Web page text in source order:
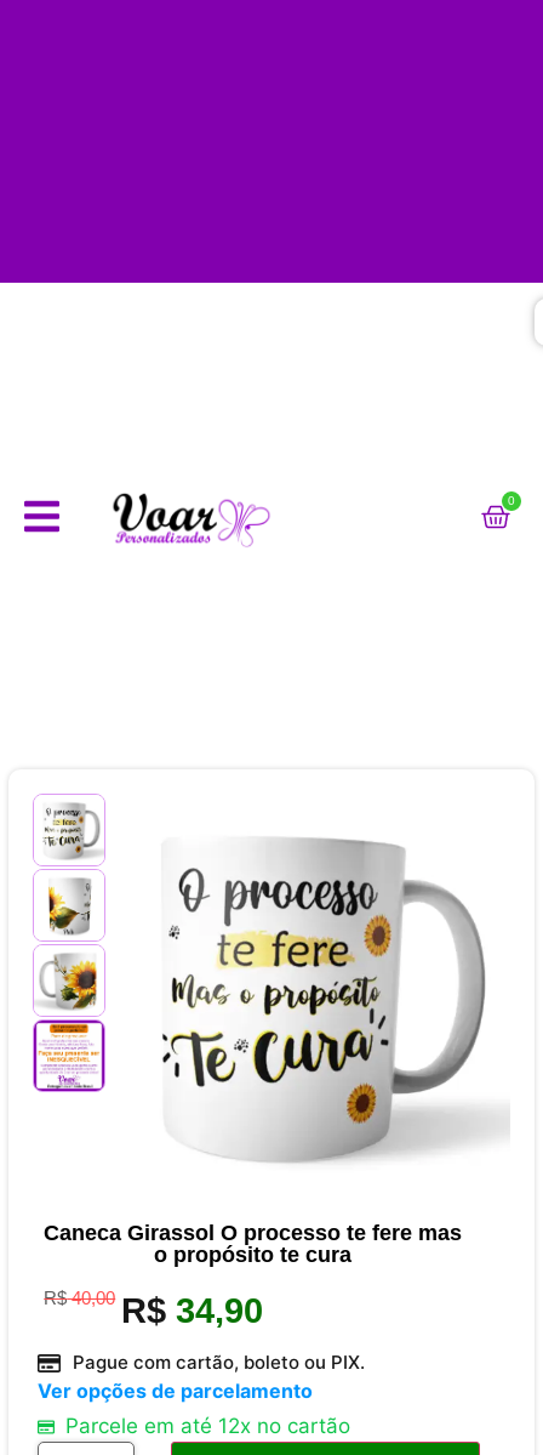
0
Caneca Girassol O processo te fere mas
o propósito te cura
R$40,00 R$ 34,90
Pague com cartão, boleto ou PIX.
Ver opções de parcelamento
Parcele em até 12x no cartão